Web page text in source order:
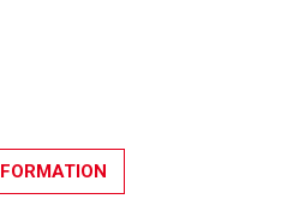
FORMATION